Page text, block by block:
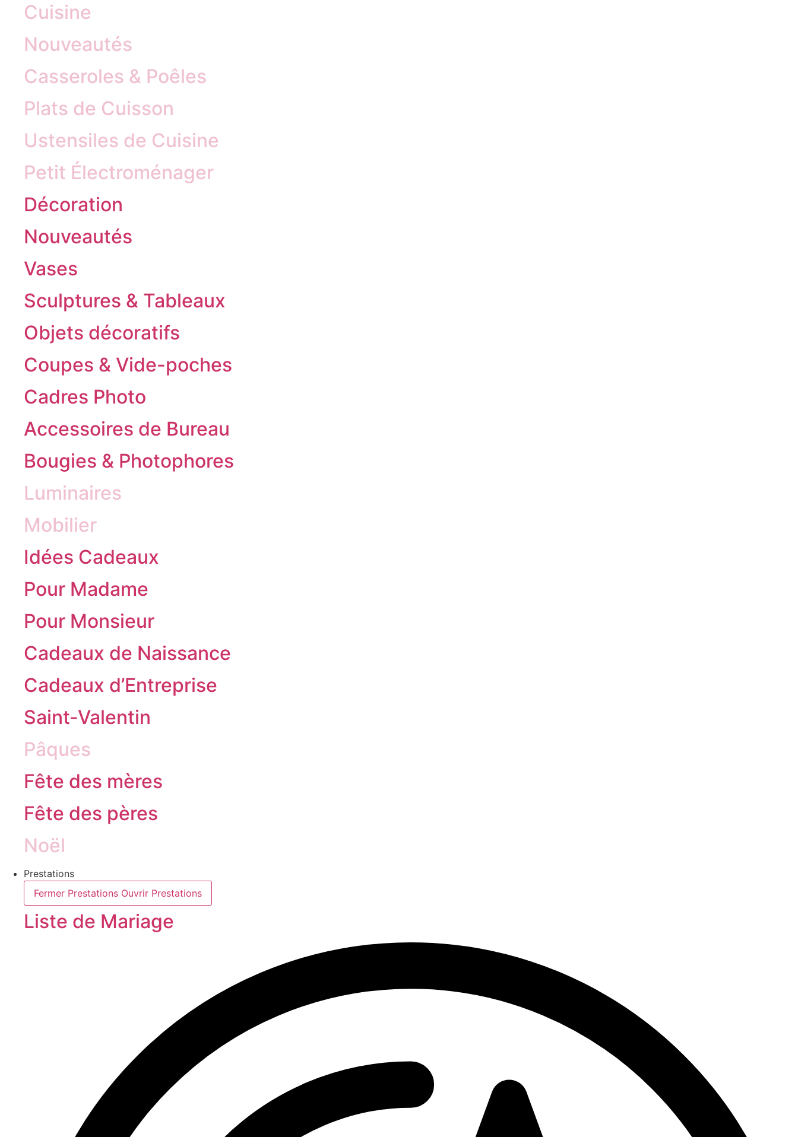
Cuisine
Nouveautés
Casseroles & Poêles
Plats de Cuisson
Ustensiles de Cuisine
Petit Électroménager
Décoration
Nouveautés
Vases
Sculptures & Tableaux
Objets décoratifs
Coupes & Vide-poches
Cadres Photo
Accessoires de Bureau
Bougies & Photophores
Luminaires
Mobilier
Idées Cadeaux
Pour Madame
Pour Monsieur
Cadeaux de Naissance
Cadeaux d’Entreprise
Saint-Valentin
Pâques
Fête des mères
Fête des pères
Noël
Prestations
Fermer Prestations Ouvrir Prestations
Liste de Mariage